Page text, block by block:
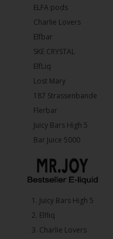
ELFA pods
Charlie Lovers
Elfbar
SKE CRYSTAL
ElfLiq
Lost Mary
187 Strassenbande
Flerbar
Juicy Bars High 5
Bar Juice 5000
1.⁠ ⁠Juicy Bars High 5
2.⁠ ⁠⁠Elfliq
3.⁠ ⁠⁠Charlie Lovers